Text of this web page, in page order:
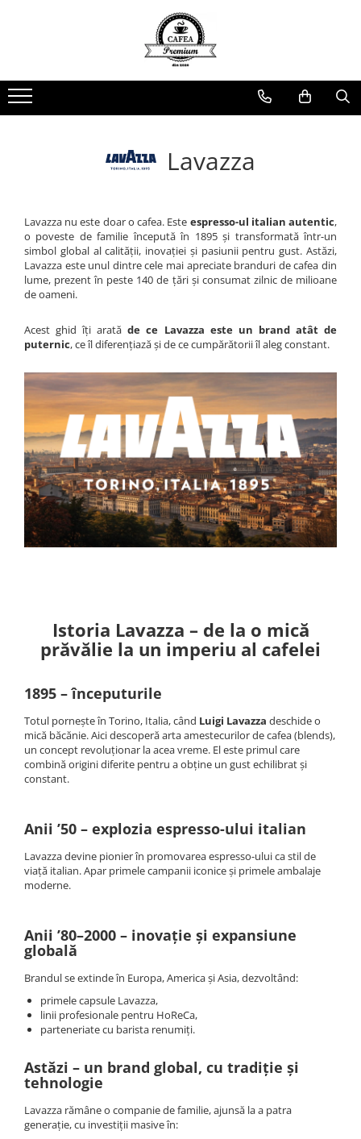
Ceai in Plic
Ceai Vărsat
Capsule cu Cafea
Cafea Instant
Mix-uri
Rontanele Sarate
Biscuiti & Fursecuri
Napolitane
Nuci, Alune si Fructe Deshidratate
Prajituri Ambalate
Cadouri
Condimente
Pahare / Capace / Palete
Ustensile Diverse
Zahăr, Miere & Îndulcitori
Lavazza
Lavazza nu este doar o cafea. Este espresso-ul italian autentic,
o poveste de familie începută în 1895 și transformată într-un
simbol global al calității, inovației și pasiunii pentru gust. Astăzi,
Lavazza este unul dintre cele mai apreciate branduri de cafea din
lume, prezent în peste 140 de țări și consumat zilnic de milioane
de oameni.
Acest ghid îți aratăde ce Lavazza este un brand atât de
puternic, ce îl diferențiază și de ce cumpărătorii îl aleg constant.
Istoria Lavazza – de la o mică
prăvălie la un imperiu al cafelei
1895 – începuturile
Totul pornește în Torino, Italia, când Luigi Lavazza deschide o
mică băcănie. Aici descoperă arta amestecurilor de cafea (blends),
un concept revoluționar la acea vreme. El este primul care
combină origini diferite pentru a obține un gust echilibrat și
constant.
Anii ’50 – explozia espresso-ului italian
Lavazza devine pionier în promovarea espresso-ului ca stil de
viață italian. Apar primele campanii iconice și primele ambalaje
moderne.
Anii ’80–2000 – inovație și expansiune
globală
Brandul se extinde în Europa, America și Asia, dezvoltând:
primele capsule Lavazza,
linii profesionale pentru HoReCa,
parteneriate cu barista renumiți.
Astăzi – un brand global, cu tradiție și
tehnologie
Lavazza rămâne o companie de familie, ajunsă la a patra
generație, cu investiții masive în: